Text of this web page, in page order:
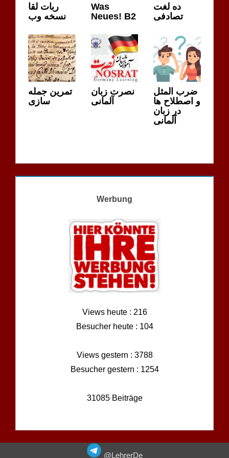
ربات لقا
نسخه وب
Was
Neues! B2
ده لغت
تصادفی
تمرین جمله
سازی
نصرت زبان
آلمانی
ضرب المثل
و اصطلاح ها
در زبان
آلمانی
Werbung
Views heute : 216
Besucher heute : 104
Views gestern : 3788
Besucher gestern : 1254
31085 Beiträge
@LehrerDe